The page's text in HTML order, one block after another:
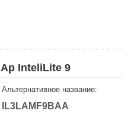
InteliLite 9
Альтернативное название:
IL3LAMF9BAA